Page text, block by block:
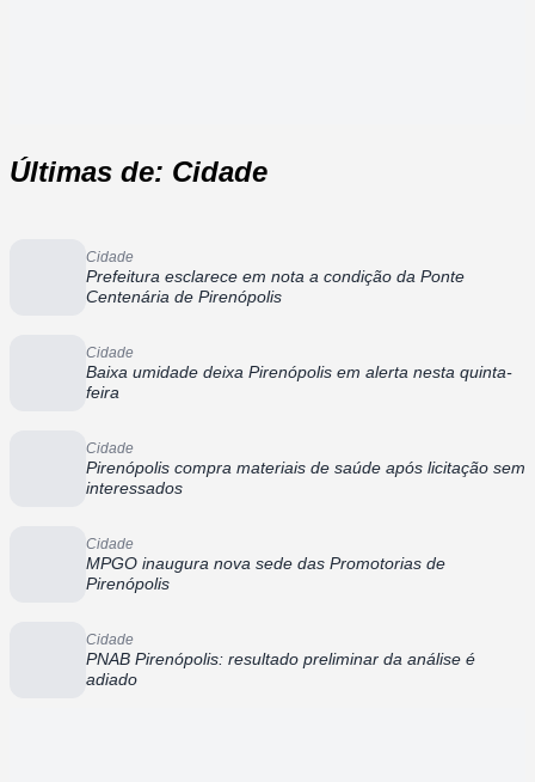
Últimas de: Cidade
Cidade
Prefeitura esclarece em nota a condição da Ponte
Centenária de Pirenópolis
Cidade
Baixa umidade deixa Pirenópolis em alerta nesta quinta-
feira
Cidade
Pirenópolis compra materiais de saúde após licitação sem
interessados
Cidade
MPGO inaugura nova sede das Promotorias de
Pirenópolis
Cidade
PNAB Pirenópolis: resultado preliminar da análise é
adiado